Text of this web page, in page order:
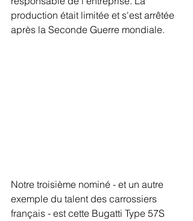
production était limitée et s'est arrêtée
après la Seconde Guerre mondiale.
Notre troisième nominé - et un autre
exemple du talent des carrossiers
français - est cette Bugatti Type 57S